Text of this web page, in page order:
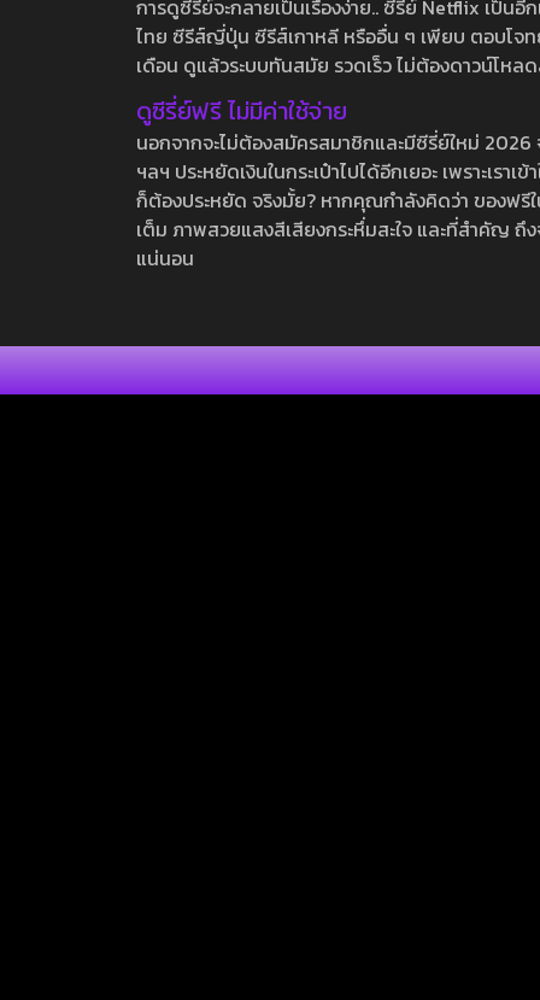
การดูซีรี่ย์จะกลายเป็นเรื่องง่าย.. ซีรี่ย์ Netflix เป็น
ไทย ซีรีส์ญี่ปุ่น ซีรีส์เกาหลี หรืออื่น ๆ เพียบ ตอบโจท
เดือน ดูแล้วระบบทันสมัย รวดเร็ว ไม่ต้องดาวน์โห
ดูซีรี่ย์ฟรี ไม่มีค่าใช้จ่าย
นอกจากจะไม่ต้องสมัครสมาชิกและมีซีรี่ย์ใหม่
ฯลฯ ประหยัดเงินในกระเป๋าไปได้อีกเยอะ เพราะเร
ก็ต้องประหยัด จริงมั้ย? หากคุณกำลังคิดว่า ของฟ
เต็ม ภาพสวยแสงสีเสียงกระหึ่มสะใจ และที่สำคัญ
แน่นอน